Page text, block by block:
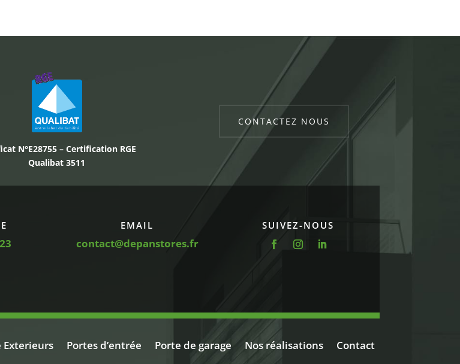
N°E28755 – Certification RGE
Qualibat 3511
CONTACTEZ NOUS
EMAIL
contact@depanstores.fr
SUIVEZ-NOUS
Exterieurs Portes d’entrée Porte de garage Nos réalisations Contact